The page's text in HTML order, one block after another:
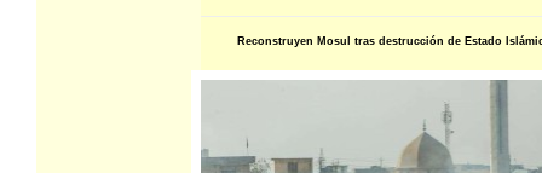
Reconstruyen Mosul tras destrucción de Estado